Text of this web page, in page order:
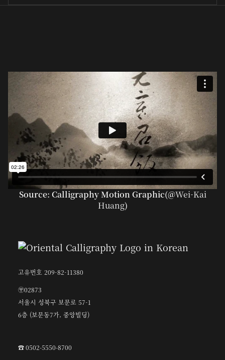
Source: Calligraphy Motion Graphic(@Wei-Kai
Huang)
고유번호 209-82-11380
〶02873
서울시 성북구 보문로 57-1
6층 (보문동7가, 중앙빌딩)
☎︎ 0502-5550-8700